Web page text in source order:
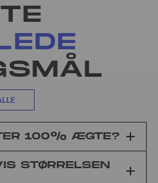
100% ÆGTE?
STØRRELSEN